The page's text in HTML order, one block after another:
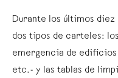
Durante los últimos
dos tipos de carteles:
emergencia de edificios
etc.- y las tablas de